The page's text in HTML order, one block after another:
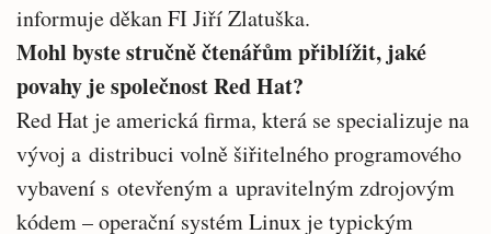
informuje děkan FI Jiří Zlatuška.
Mohl byste stručně čtenářům přiblížit, jaké
povahy je společnost Red Hat?
Red Hat je americká firma, která se specializuje na
vývoj a distribuci volně šiřitelného programového
vybavení s otevřeným a upravitelným zdrojovým
kódem – operační systém Linux je typickým